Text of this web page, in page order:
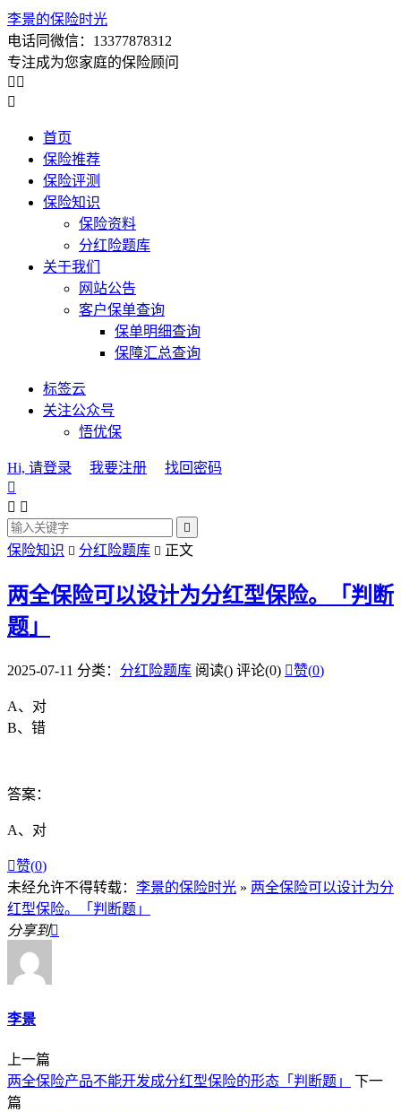
李景的保险时光
电话同微信：13377878312
专注成为您家庭的保险顾问
 

首页
保险推荐
保险评测
保险知识
保险资料
分红险题库
关于我们
网站公告
客户保单查询
保单明细查询
保障汇总查询
标签云
关注公众号
悟优保
Hi, 请登录 我要注册
找回密码

 

保险知识  分红险题库  正文
两全保险可以设计为分红型保险。「判断
题」
2025-07-11 分类： 分红险题库 阅读() 评论(0) 赞(0)
A、对
B、错
答案：
A、对
赞(0)
未经允许不得转载： 李景的保险时光 » 两全保险可以设计为分
红型保险。「判断题」
分享到
李景
上一篇
两全保险产品不能开发成分红型保险的形态「判断题」
下一
篇